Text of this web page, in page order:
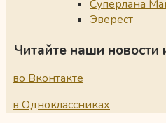
Суперлана
Эверест
Читайте наши новости
во Вконтакте
в Одноклассниках